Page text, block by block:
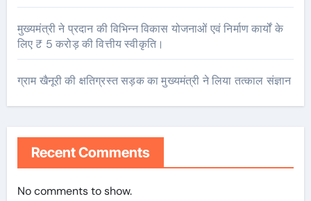
मुख्यमंत्री ने प्रदान की विभिन्न विकास योजनाओं एवं निर्माण कार्यों के
लिए ₹ 5 करोड़ की वित्तीय स्वीकृति।
ग्राम खैनूरी की क्षतिग्रस्त सड़क का मुख्यमंत्री ने लिया तत्काल संज्ञान
Recent Comments
No comments to show.